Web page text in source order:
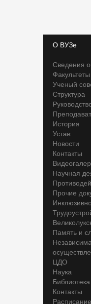
О ВУЗе
Сведения
Факультеты
Ученый
Структура
История
Устав
Новости
Контакты
Научная
Прочие
Память и
ЦДО
Наука
Библиотека
Контакты
Расписание